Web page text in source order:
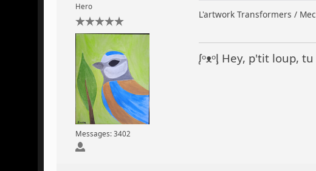
Hero
Messages: 3402
L'artwork Transformers /
ᶘᵒᴥᵒᶅ Hey, p'tit loup,